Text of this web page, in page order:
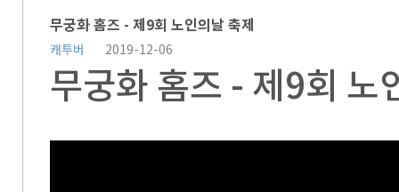
무궁화 홈즈 - 제9회 노인의날 축제
캐투버 2019-12-06
무궁화 홈즈 - 제9회 노